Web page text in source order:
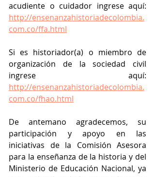
http://ensenanzahistoriadecolombia.
com.co/ffa.html
Si es historiador(a) o miembro de
organización de la sociedad civil
http://ensenanzahistoriadecolombia.
com.co/fhao.html
De antemano agradecemos, su
participación y apoyo en las
iniciativas de la Comisión Asesora
para la enseñanza de la historia y del
Ministerio de Educación Nacional, ya